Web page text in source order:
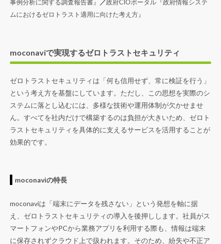
事例分析に関する調査報告書』 ／政府CIOポータル『政府情報システ
ムにおけるゼロトラスト適用に向けた考え方』
moconaviで実現するゼロトラストセキュリティ
ゼロトラストセキュリティは「何も信用せず、常に検証を行う」
という考え方を基盤にしています。ただし、この思想を実際のシ
ステムに落とし込むには、多様な技術や運用体制が欠かせませ
ん。すべてを社内だけで構築するのは負担が大きいため、ゼロト
ラストセキュリティを具体的に支えるサービスを活用することが
効果的です。
moconaviの特長
moconaviは「端末にデータを残さない」という発想を軸に据
え、ゼロトラストセキュリティの導入を後押しします。社員がス
マートフォンやPCから業務アプリを利用する際も、情報は端末
に保存されずクラウド上で扱われます。そのため、紛失や不正ア